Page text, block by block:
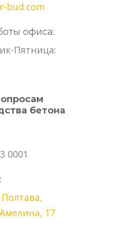
bud.com
офиса:
Пятница:
бетона
0001
17